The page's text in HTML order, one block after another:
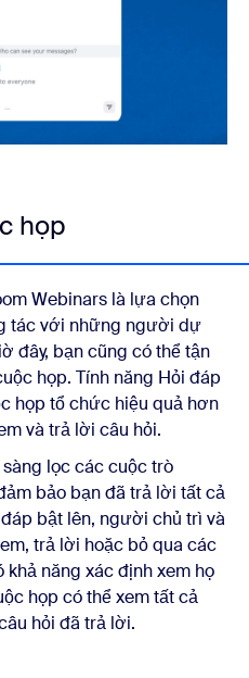
họp
Webinars là lựa chọn
tác với những người dự
đây, bạn cũng có thể tận
họp. Tính năng Hỏi đáp
họp tổ chức hiệu quả hơn
và trả lời câu hỏi.
lọc các cuộc trò
bảo bạn đã trả lời tất cả
bật lên, người chủ trì và
trả lời hoặc bỏ qua các
năng xác định xem họ
họp có thể xem tất cả
hỏi đã trả lời.